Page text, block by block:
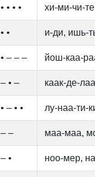
• • • • хи-ми-чи-те
• • и-ди, ишь-
• – – – йош-каа-
– • – каак-де-
• – • • лу-наа-ти-
– – маа-маа,
– • ноо-мер,